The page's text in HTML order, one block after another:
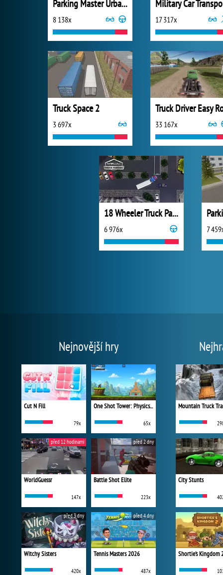
Parking Master Urban Challenges
8 138x
Military Car
17 317x
Truck Space 2
3 697x 33 167x
18 Wheeler Truck Parking
6 976x 7
Nejnovější hry
Cut N Fill
79x
One Shot Tower: Physics Destroyer
65x
WorldGuessr
147x
před 12 hodinami
Battle Shot Elite
223x
před 2 dny
Witchy Sisters
420x
před 3 dny
Tennis Masters 2026
487x
před 4 dny
Mountain Truck
City Stunts
Shortie's Kingdom